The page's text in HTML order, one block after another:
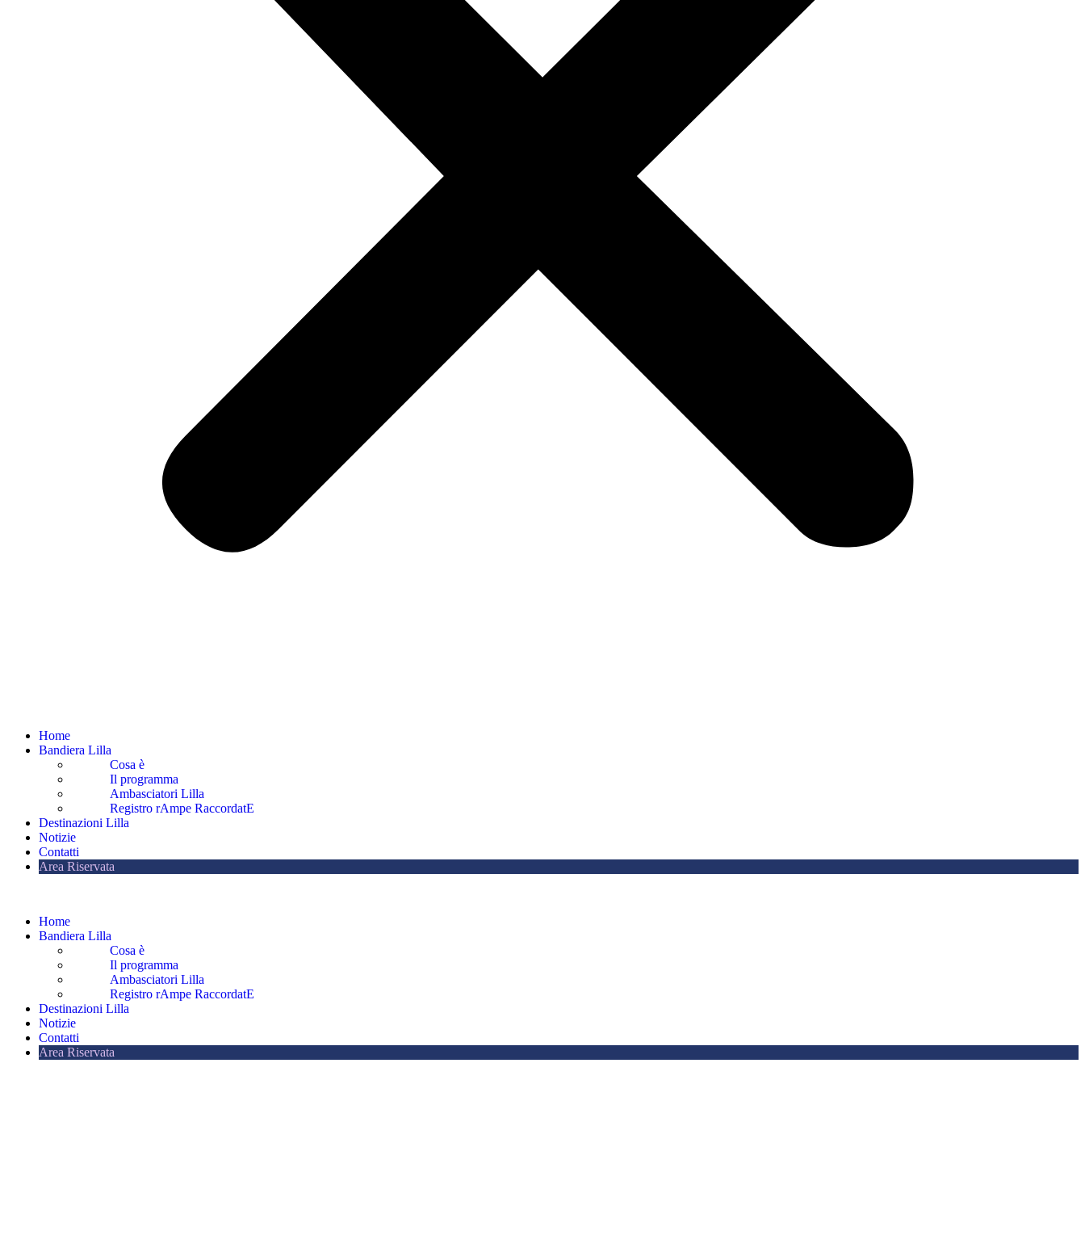
Home
Bandiera Lilla
Cosa è
Il programma
Ambasciatori Lilla
Registro rAmpe RaccordatE
Destinazioni Lilla
Notizie
Contatti
Area Riservata
Home
Bandiera Lilla
Cosa è
Il programma
Ambasciatori Lilla
Registro rAmpe RaccordatE
Destinazioni Lilla
Notizie
Contatti
Area Riservata